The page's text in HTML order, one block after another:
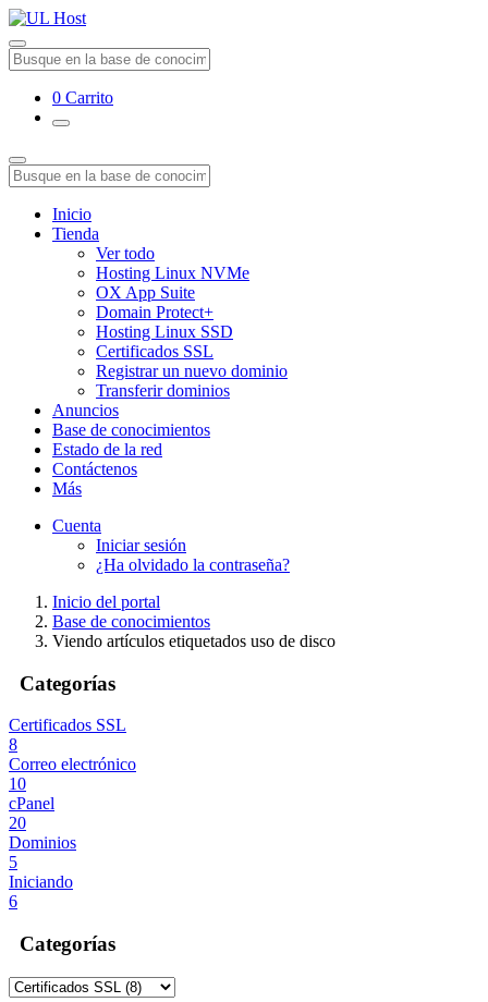
0 Carrito
Inicio
Tienda
Ver todo
Hosting Linux NVMe
OX App Suite
Domain Protect+
Hosting Linux SSD
Certificados SSL
Registrar un nuevo dominio
Transferir dominios
Anuncios
Base de conocimientos
Estado de la red
Contáctenos
Más
Cuenta
Iniciar sesión
¿Ha olvidado la contraseña?
Inicio del portal
Base de conocimientos
Viendo artículos etiquetados uso de disco
Categorías
Certificados SSL
8
Correo electrónico
10
cPanel
20
Dominios
5
Iniciando
6
Categorías